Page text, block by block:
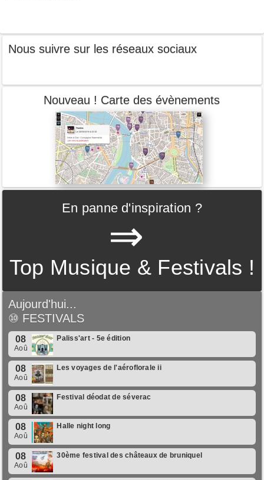
Nous suivre sur les réseaux sociaux
Nouveau ! Carte des évènements
En panne d'inspiration ?
⇒
Top Musique & Festivals !
Aujourd'hui...
⑩ FESTIVALS
08
Aoû
Paliss'art - 5e édition
08
Aoû
Les voyages de l'aéroflorale ii
08
Aoû
Festival déodat de séverac
08
Aoû
Halle night long
08
Aoû
30ème festival des châteaux de bruniquel